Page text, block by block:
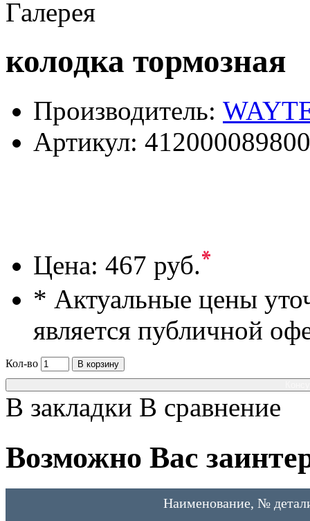
Галерея
колодка тормозная
Производитель:
Артикул:
Цена: 467 руб.*
* Актуальные цены
является публичной
Кол-во
В корзину
В закладки В сравнение
Возможно Вас
Наименование, №